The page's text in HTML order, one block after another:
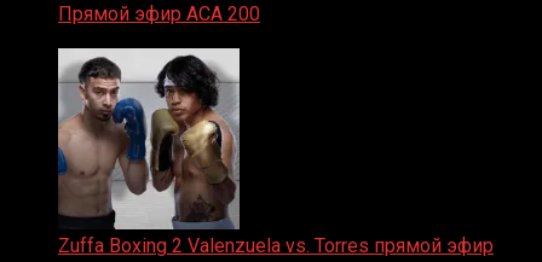
Прямой эфир ACA 200
Zuffa Boxing 2 Valenzuela vs. Torres прямой эфир